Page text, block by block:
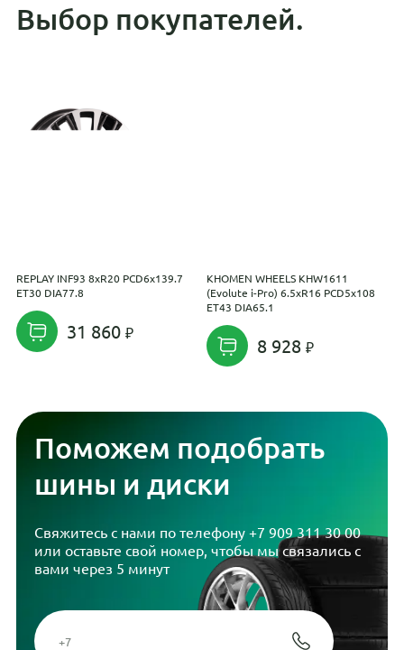
Выбор покупателей.
REPLAY INF93 8xR20 PCD6x139.7
ET30 DIA77.8
31 860
KHOMEN WHEELS KHW1611
(Evolute i-Pro) 6.5xR16 PCD5x108
ET43 DIA65.1
8 928
Поможем подобрать
шины и диски
Свяжитесь с нами по телефону +7 909 311 30 00
или оставьте свой номер, чтобы мы связались с
вами через 5 минут